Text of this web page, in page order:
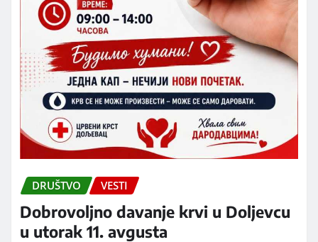
DRUŠTVO VESTI
Dobrovoljno davanje krvi u Doljevcu
u utorak 11. avgusta